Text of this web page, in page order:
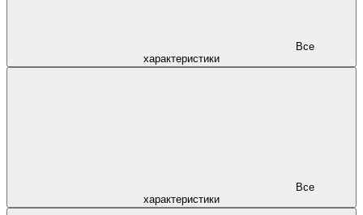
характеристики
характеристики